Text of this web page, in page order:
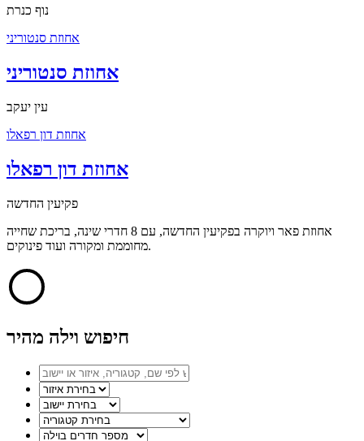
נוף כנרת
אחוזת סנטוריני
אחוזת סנטוריני
עין יעקב
אחוזת דון רפאלו
אחוזת דון רפאלו
פקיעין החדשה
אחוזת פאר ויוקרה בפקיעין החדשה, עם 8 חדרי שינה, בריכת שחייה
מחוממת ומקורה ועוד פינוקים.
חיפוש וילה מהיר